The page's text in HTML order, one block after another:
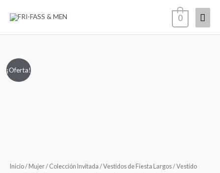
0
¡Oferta!
Inicio/ Mujer/ Colección Invitada /Vestidos de Fiesta Largos/ Vestido
Vestido
largo
floral